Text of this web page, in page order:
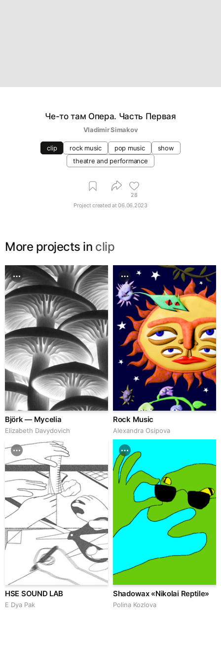
Че-то там Опера. Часть Первая
Vladimir Simakov
clip rock music pop music
show
theatre and performance
28
Project created at06.06.2023
More projects in clip
Björk — Mycelia
Elizabeth Davydovich
Rock Music
Alexandra Osipova
HSE SOUND LAB
E Dya Pak
Shadowax «Nikolai Reptile»
Polina Kozlova